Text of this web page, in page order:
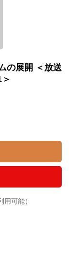
の展開 ＜放送
可能）